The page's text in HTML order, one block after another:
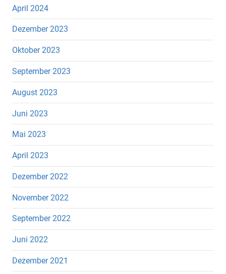
April 2024
Dezember 2023
Oktober 2023
September 2023
August 2023
Juni 2023
Mai 2023
April 2023
Dezember 2022
November 2022
September 2022
Juni 2022
Dezember 2021